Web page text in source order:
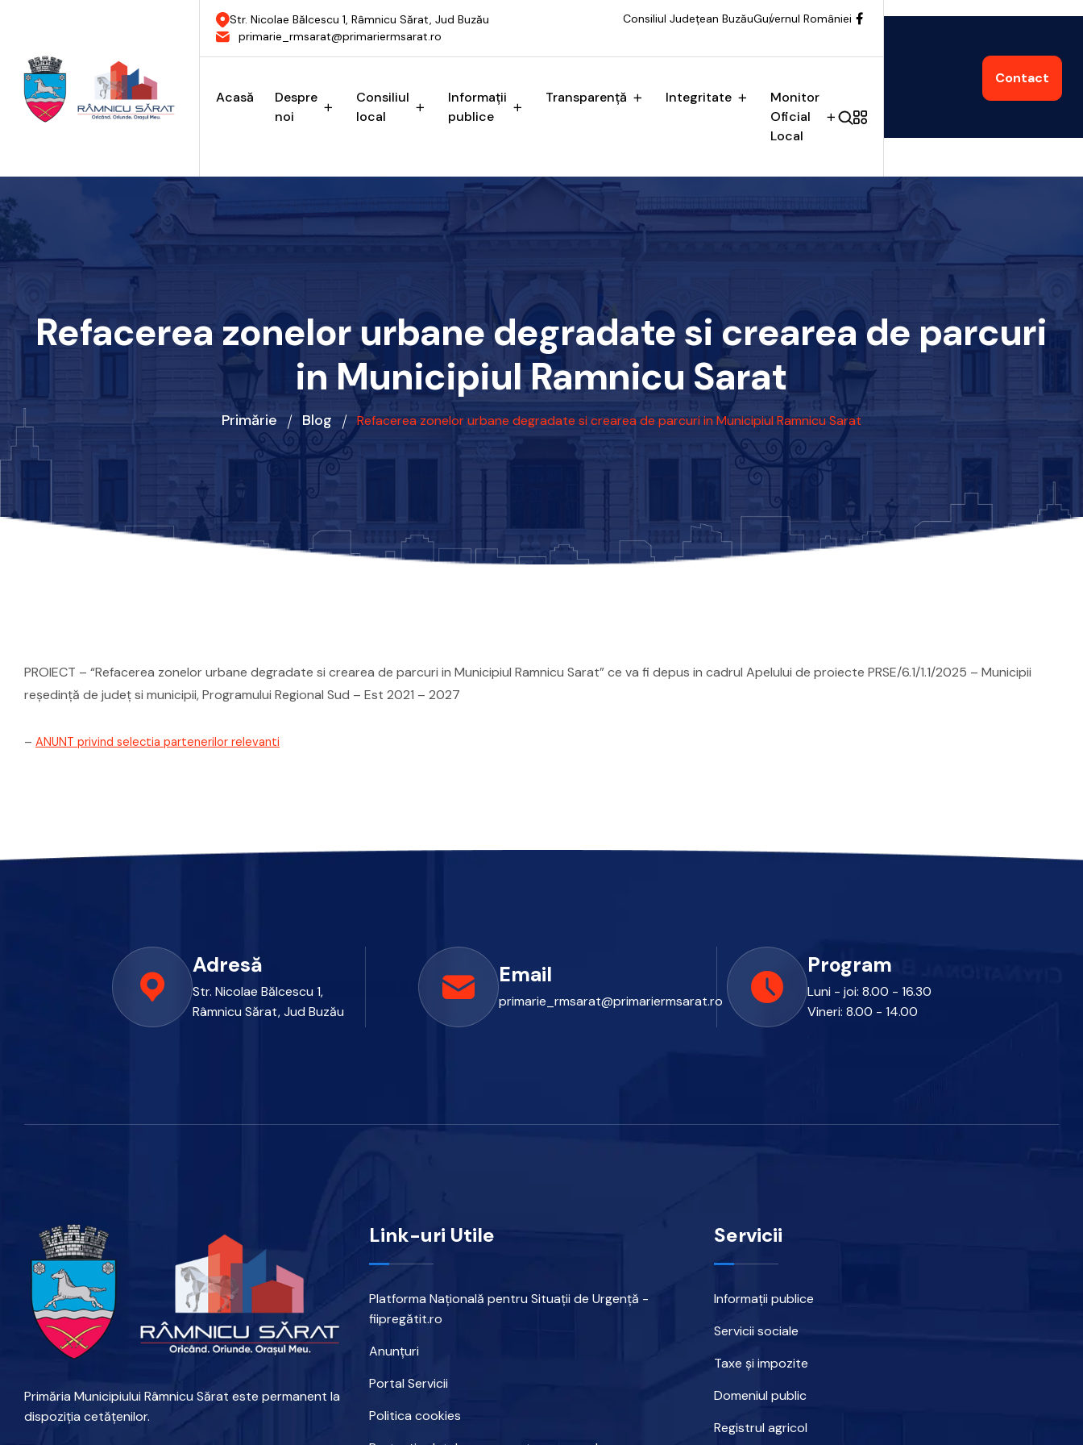
Str. Nicolae Bălcescu 1, Râmnicu Sărat, Jud Buzău
primarie_rmsarat@primariermsarat.ro
Consiliul Județean BuzăuGuvernul României
Acasă
Despre
noi
Consiliul
local
Informații
publice
Transparență Integritate
Monitor
Oficial
Local
Contact
Refacerea zonelor urbane degradate si crearea de parcuri
in Municipiul Ramnicu Sarat
Primărie Blog Refacerea zonelor urbane degradate si crearea de parcuri in Municipiul Ramnicu Sarat
PROIECT – “Refacerea zonelor urbane degradate si crearea de parcuri in Municipiul Ramnicu Sarat” ce va fi depus in cadrul Apelului de proiecte PRSE/6.1/1.1/2025 – Municipii
reşedinţă de judeţ si municipii, Programului Regional Sud – Est 2021 – 2027
– ANUNT privind selectia partenerilor relevanti
Adresă
Str. Nicolae Bălcescu 1,
Râmnicu Sărat, Jud Buzău
Email
primarie_rmsarat@primariermsarat.ro
Program
Luni - joi: 8.00 - 16.30
Vineri: 8.00 - 14.00
Primăria Municipiului Râmnicu Sărat este permanent la
dispoziția cetățenilor.
Link-uri Utile
Platforma Națională pentru Situații de Urgență -
fiipregătit.ro
Anunțuri
Portal Servicii
Politica cookies
Servicii
Informații publice
Servicii sociale
Taxe și impozite
Domeniul public
Registrul agricol